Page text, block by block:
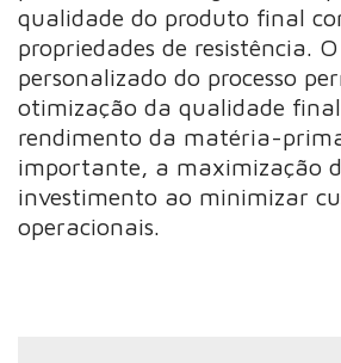
qualidade do produto final
propriedades de resistência.
personalizado do processo
otimização da qualidade
rendimento da matéria-
importante, a maximização
investimento ao minimizar
operacionais.